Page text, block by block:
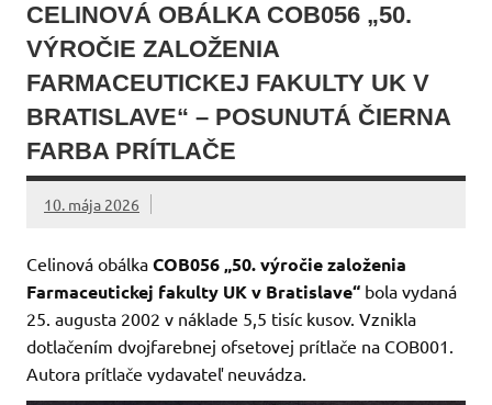
CELINOVÁ OBÁLKA COB056 „50.
VÝROČIE ZALOŽENIA
FARMACEUTICKEJ FAKULTY UK V
BRATISLAVE“ – POSUNUTÁ ČIERNA
FARBA PRÍTLAČE
10. mája 2026
Celinová obálka COB056 „50. výročie založenia
Farmaceutickej fakulty UK v Bratislave“ bola vydaná
25. augusta 2002 v náklade 5,5 tisíc kusov. Vznikla
dotlačením dvojfarebnej ofsetovej prítlače na COB001.
Autora prítlače vydavateľ neuvádza.